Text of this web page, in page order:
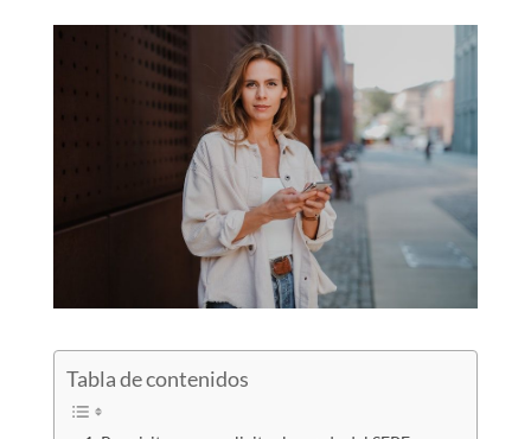
Tabla de contenidos